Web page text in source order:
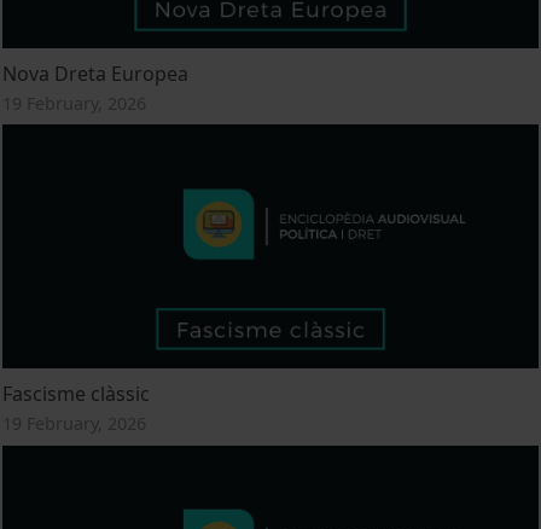
Nova Dreta Europea
19 February, 2026
Fascisme clàssic
19 February, 2026